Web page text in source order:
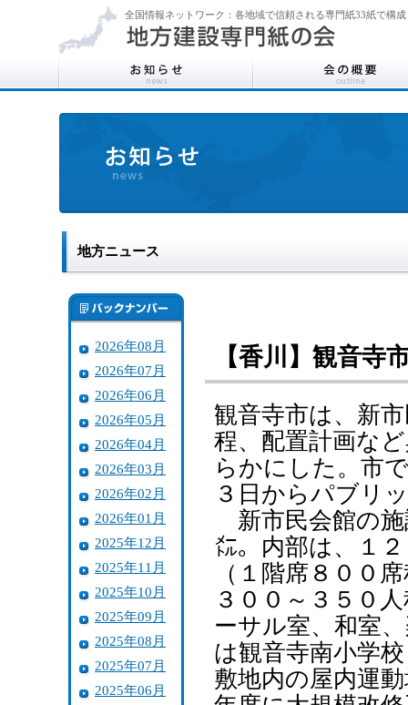
全国情報ネットワーク：各地域で信頼される専門紙33紙で構成
地方ニュース
2026年08月
2026年07月
2026年06月
2026年05月
2026年04月
2026年03月
2026年02月
2026年01月
2025年12月
2025年11月
2025年10月
2025年09月
2025年08月
2025年07月
2025年06月
【香川】観音
観音寺市は、新
程、配置計画な
らかにした。市
３日からパブリ
新市民会館の施
㍍。内部は、１
（１階席８００
３００～３５０
ーサル室、和室
は観音寺南小学
敷地内の屋内運